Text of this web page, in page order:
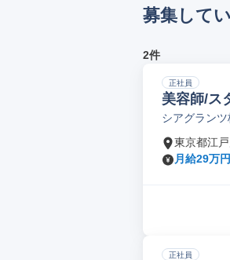
募集して
2件
正社員
美容師/ス
シアグラン
東京都江
月給29万
正社員